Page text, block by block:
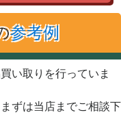
参考例
い取りを行っていま
ずは当店までご相談下